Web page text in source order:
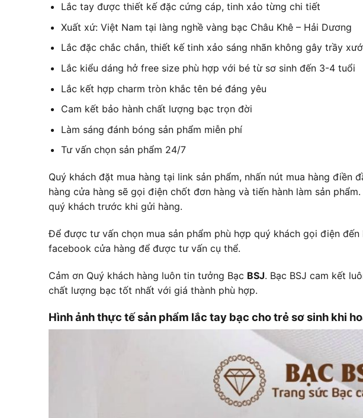
Lắc tay được thiết kế đặc cứng cáp, tinh xảo từng chi tiết
Xuất xứ: Việt Nam tại làng nghề vàng bạc Châu Khê – Hải Dương
Lắc đặc chắc chắn, thiết kế tinh xảo sáng nhãn không gây trầy
Lắc kiểu dáng hở free size phù hợp với bé từ sơ sinh đến 3-4 tuổi
Lắc kết hợp charm tròn khắc tên bé đáng yêu
Cam kết bảo hành chất lượng bạc trọn đời
Làm sáng đánh bóng sản phẩm miễn phí
Tư vấn chọn sản phẩm 24/7
Quý khách đặt mua hàng tại link sản phẩm, nhấn nút mua hàng điền
hàng cửa hàng sẽ gọi điện chốt đơn hàng và tiến hành làm sản
quý khách trước khi gửi hàng.
Để được tư vấn chọn mua sản phẩm phù hợp quý khách gọi điện
facebook cửa hàng để được tư vấn cụ thể.
Cảm ơn Quý khách hàng luôn tin tưởng Bạc BSJ. Bạc BSJ cam kết
chất lượng bạc tốt nhất với giá thành phù hợp.
Hình ảnh thực tế sản phẩm lắc tay bạc cho trẻ sơ sinh khi